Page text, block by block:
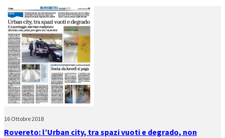
16 Ottobre 2018
Rovereto: l’Urban city, tra spazi vuoti e degrado, non